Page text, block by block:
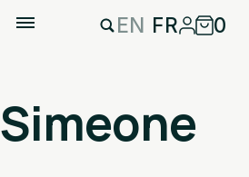
EN FR 0